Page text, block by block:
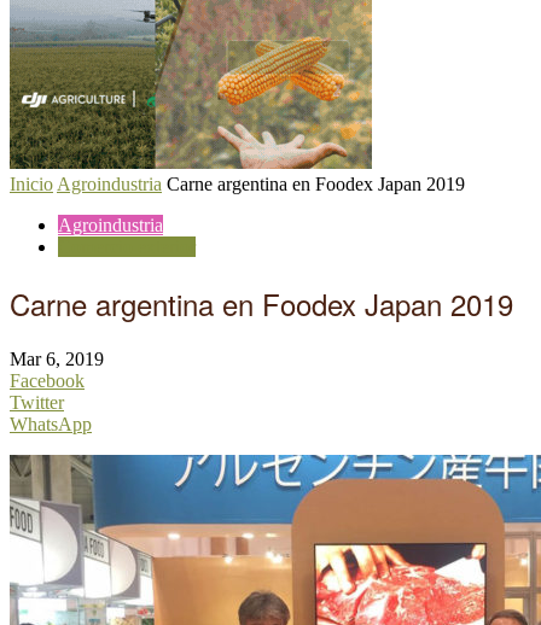
Inicio Agroindustria Carne argentina en Foodex Japan 2019
Agroindustria
Carne argentina en Foodex Japan 2019
Mar 6, 2019
Facebook
Twitter
WhatsApp